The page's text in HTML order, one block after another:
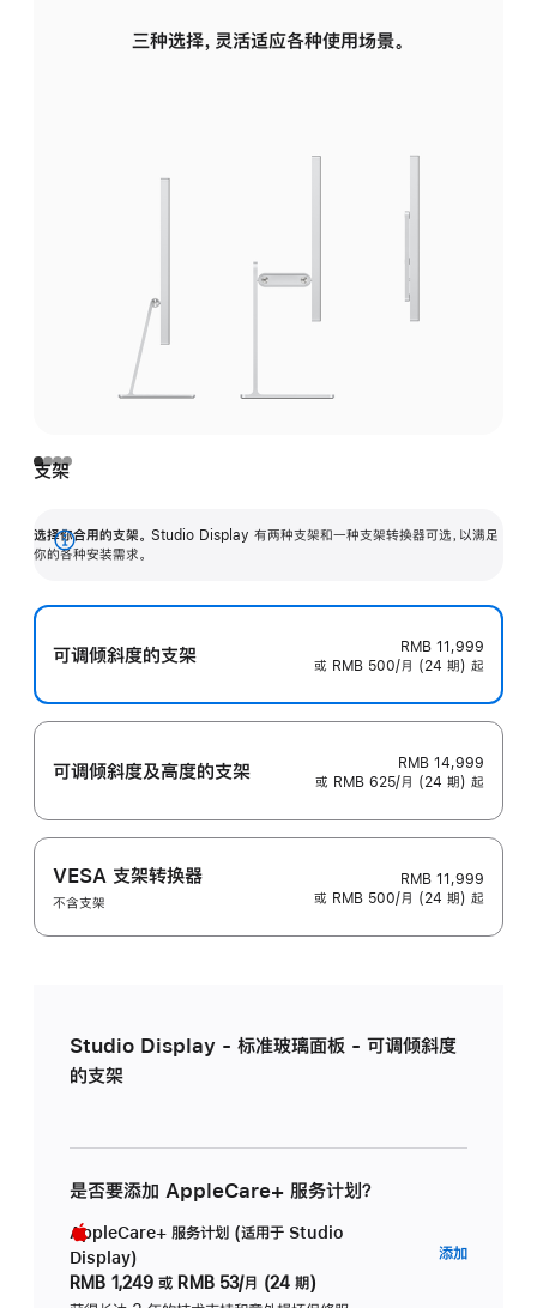
三种选择，灵活适应各种使用场景。
支架
选择你合用的支架。 Studio Display 有两种支架和一种支架转换器可选，以满足
你的各种安装需求。
展
可调倾斜度的支架
RMB 11,999
或 RMB 500/月 (24 期) 起
可调倾斜度及高‍度的支‍架
RMB 14,999
或 RMB 625/月 (24 期) 起
VESA 支架转换器
不含支架
RMB 11,999
或 RMB 500/月 (24 期) 起
Studio Display - 标准玻璃面板 - 可调倾斜度
的支架
是否要添加 AppleCare+ 服务计划？
AppleCare+ 服务计划 (适用于 Studio
Display)
RMB 1,249 或 RMB 53/月 (24 期)
添加